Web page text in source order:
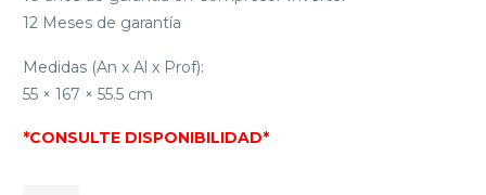
12 Meses de garantía
Medidas (An x Al x Prof):
55 × 167 × 55.5 cm
*CONSULTE DISPONIBILIDAD*